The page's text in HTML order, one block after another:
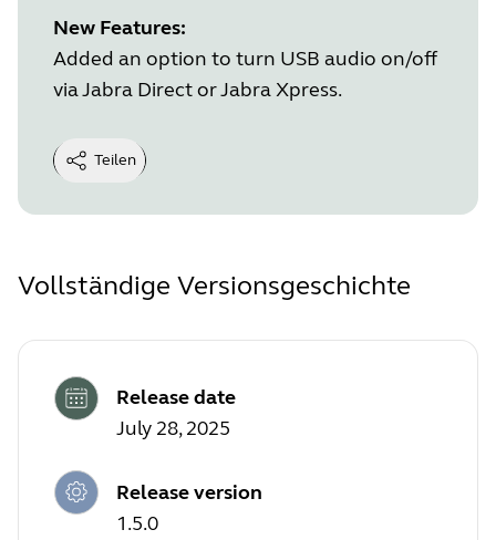
New Features:
Added an option to turn USB audio on/off
via Jabra Direct or Jabra Xpress.
Teilen
Vollständige Versionsgeschichte
Release date
July 28, 2025
Release version
1.5.0